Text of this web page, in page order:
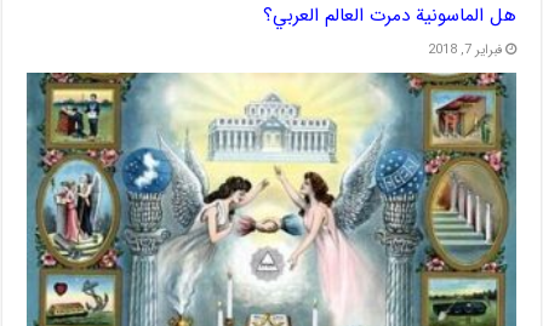
هل الماسونية دمرت العالم العربي؟
فبراير 7, 2018